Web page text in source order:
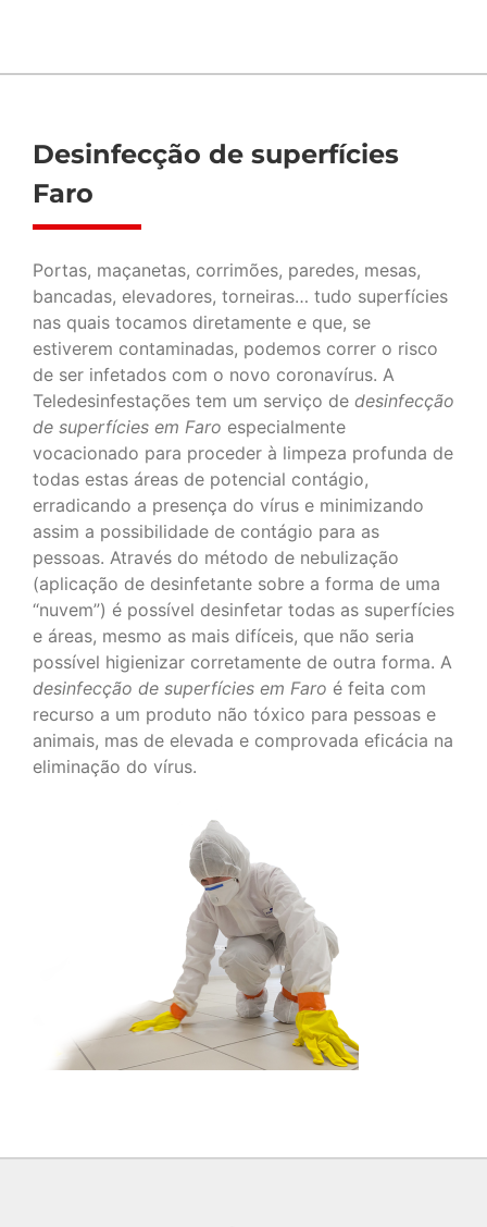
Desinfecção de superfícies
Faro
Portas, maçanetas, corrimões, paredes, mesas,
bancadas, elevadores, torneiras… tudo superfícies
nas quais tocamos diretamente e que, se
estiverem contaminadas, podemos correr o risco
de ser infetados com o novo coronavírus. A
Teledesinfestações tem um serviço de desinfecção
de superfícies em Faro especialmente
vocacionado para proceder à limpeza profunda de
todas estas áreas de potencial contágio,
erradicando a presença do vírus e minimizando
assim a possibilidade de contágio para as
pessoas. Através do método de nebulização
(aplicação de desinfetante sobre a forma de uma
“nuvem”) é possível desinfetar todas as superfícies
e áreas, mesmo as mais difíceis, que não seria
possível higienizar corretamente de outra forma. A
desinfecção de superfícies em Faro é feita com
recurso a um produto não tóxico para pessoas e
animais, mas de elevada e comprovada eficácia na
eliminação do vírus.